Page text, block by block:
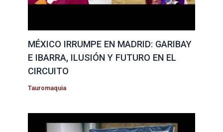
MÉXICO IRRUMPE EN MADRID: GARIBAY
E IBARRA, ILUSIÓN Y FUTURO EN EL
CIRCUITO
Tauromaquia